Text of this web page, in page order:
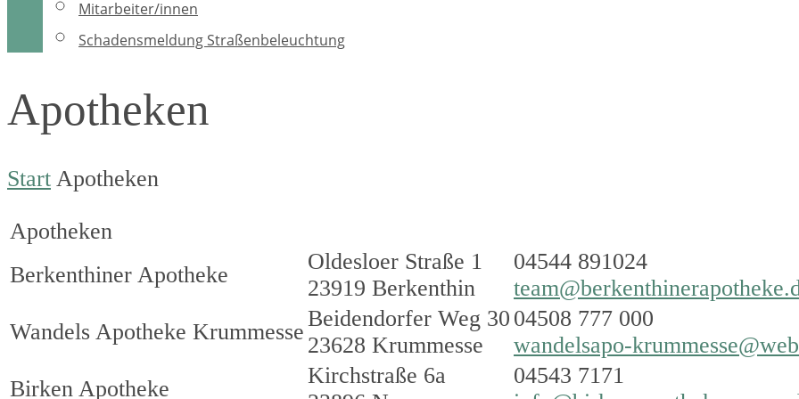
Mitarbeiter/innen
Schadensmeldung Straßenbeleuchtung
Apotheken
Start Apotheken
Apotheken
Berkenthiner Apotheke
Oldesloer Straße 1
23919 Berkenthin
04544 891024
Wandels Apotheke Krummesse
Beidendorfer Weg 30
23628 Krummesse
04508 777 000
wandelsapo-
Birken Apotheke
Kirchstraße 6a
04543 7171